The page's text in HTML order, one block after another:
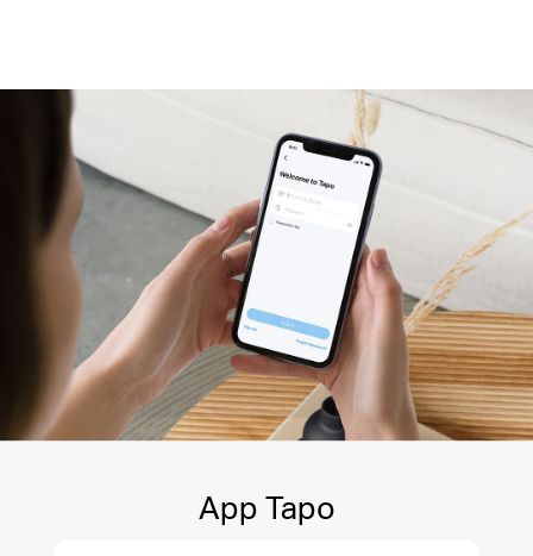
App Tapo